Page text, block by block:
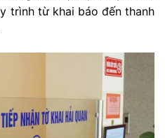
trình từ khai báo đến thanh